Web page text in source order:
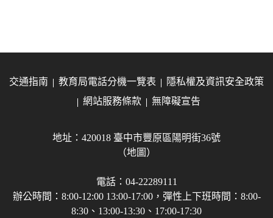
交通指南 教育局電話分機一覽表
隱私權及資訊安全政策
網站服務條款
無障礙宣告
地址：420018 臺中市豐原區陽明街36號
（地圖）
電話：04-22289111
辦公時間：8:00-12:00 13:00-17:00，彈性上下班時間：8:00-
8:30、13:00-13:30、17:00-17:30